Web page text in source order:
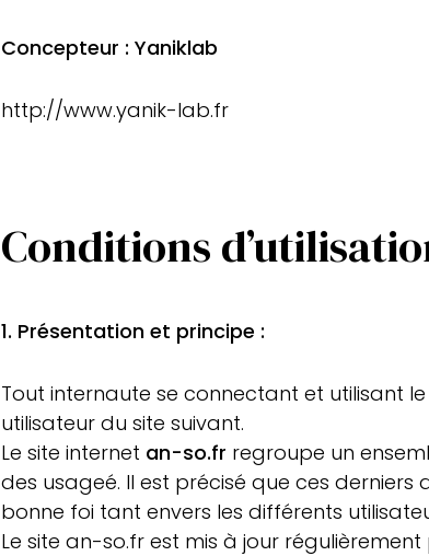
Concepteur : Yaniklab
http://www.yanik-lab.fr
Conditions
1. Présentation et principe :
Tout internaute se connectant et utilisant le
utilisateur du site suivant.
Le site internet an-so.fr regroupe un
des usageé. Il est précisé que ces
bonne foi tant envers les différents
Le site an-so.fr est mis à jour